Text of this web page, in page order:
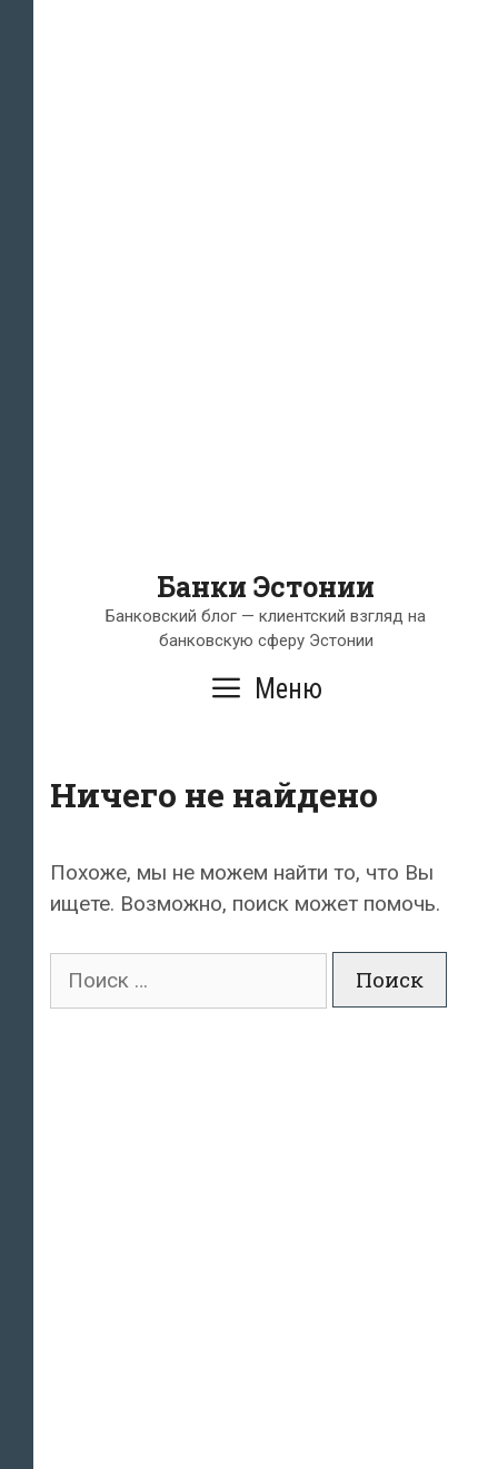
Банки Эстонии
Банковский блог — клиентский взгляд на
банковскую сферу Эстонии
Меню
Ничего не найдено
Похоже, мы не можем найти то, что Вы
ищете. Возможно, поиск может помочь.
для: